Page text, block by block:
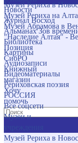
Музей Рериха в
Музей Рериха на
Музей Абрамова в
"Наследие Алтая" -
Позиция
СибРО
Книжный
магазин
Хочу
помочь
Новости
Журнал Восход
Альманах Зов
Библиотека
Картины
Аудиозаписи
Видеоматериалы
Рериховская поэзия
РОССИЯ
Все соцсети
Музеи и
Музей Рериха в